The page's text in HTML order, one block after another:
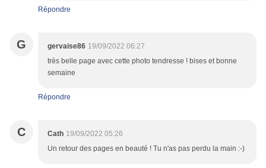
Répondre
G gervaise86 19/09/2022 06:27
très belle page avec cette photo tendresse ! bises et bonne
semaine
Répondre
C Cath 19/09/2022 05:26
Un retour des pages en beauté ! Tu n'as pas perdu la main :-)